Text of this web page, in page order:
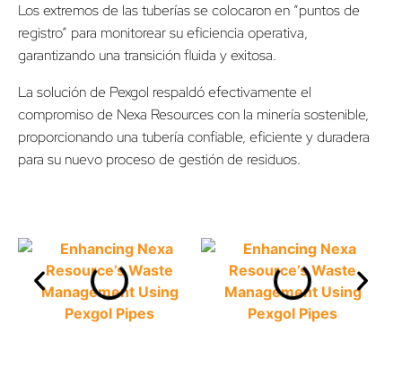
Los extremos de las tuberías se colocaron en “puntos de
registro” para monitorear su eficiencia operativa,
garantizando una transición fluida y exitosa.
La solución de Pexgol respaldó efectivamente el
compromiso de Nexa Resources con la minería sostenible,
proporcionando una tubería confiable, eficiente y duradera
para su nuevo proceso de gestión de residuos.